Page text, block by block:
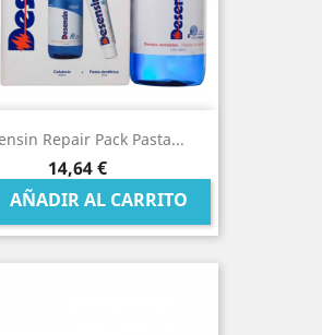
Repair Pack Pasta...
Precio
14,64 €
AÑADIR AL CARRITO